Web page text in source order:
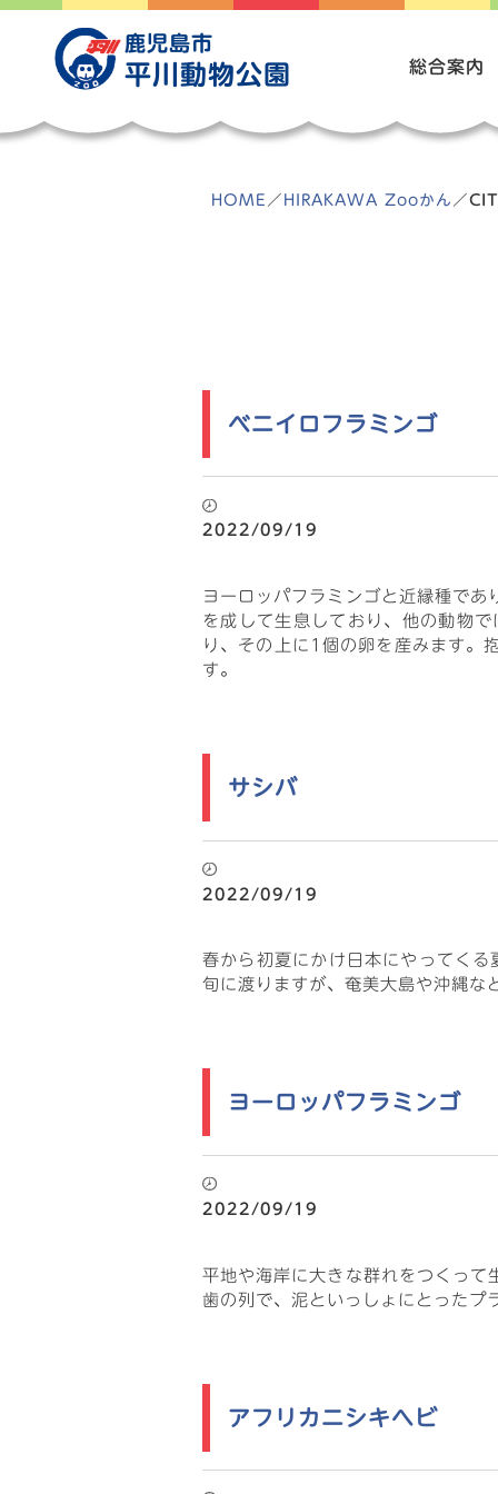
Skip
content
鹿児島市
平川動物公園 総合案内
HOME ／ HIRAKAWA Zooかん ／
ベニイロフラミンゴ
2022/09/19
ヨーロッパフラミンゴと近縁種で
を成して生息しており、他の動物
り、その上に1個の卵を産みます。
す。
サシバ
2022/09/19
春から初夏にかけ日本にやってく
旬に渡りますが、奄美大島や沖縄な
ヨーロッパフラミンゴ
2022/09/19
平地や海岸に大きな群れをつくって
歯の列で、泥といっしょにとった
アフリカニシキヘビ